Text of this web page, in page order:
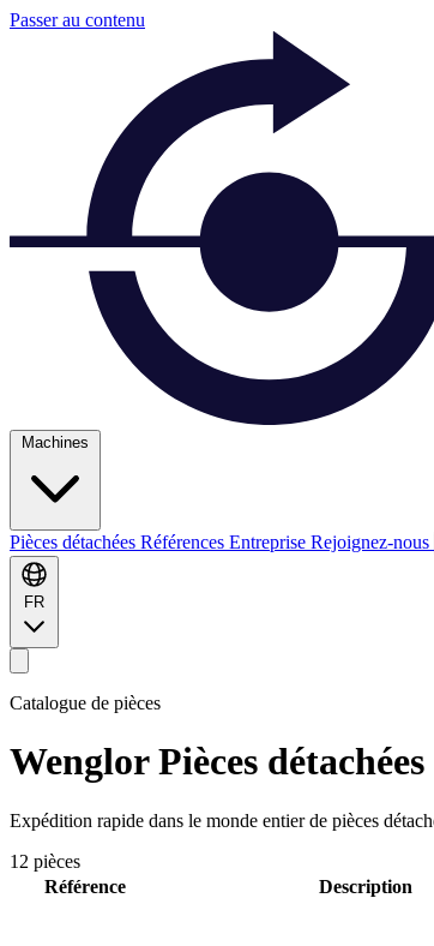
Passer au contenu
Machines
Pièces détachées Références Entreprise Rejoignez-nous
FR
Catalogue de pièces
WenglorPièces
Expédition rapide dans le monde entier de pièces
12 pièces
Référence
Description